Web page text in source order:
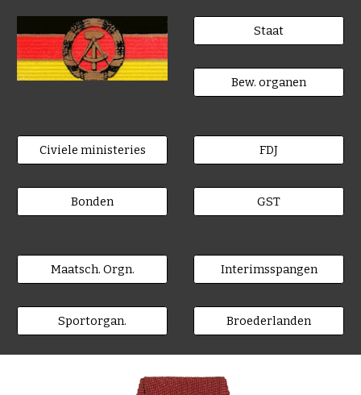
Staat
Bew. organen
Civiele ministeries
Bonden
FDJ
GST
Maatsch. Orgn.
Sportorgan.
Interimsspangen
Broederlanden